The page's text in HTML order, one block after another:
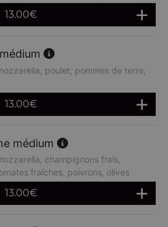
13.00€
poulet, pommes de terre,
13.00€
médium
champignons frais,
fraîches, poivrons, olives
13.00€